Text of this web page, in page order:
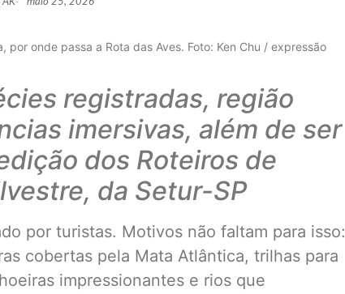
AK- maio 25, 2026
onde passa a Rota das Aves. Foto: Ken Chu / expressão
registradas, região
imersivas, além de ser
dos Roteiros de
da Setur-SP
por turistas. Motivos não faltam para isso:
cobertas pela Mata Atlântica, trilhas para
impressionantes e rios que